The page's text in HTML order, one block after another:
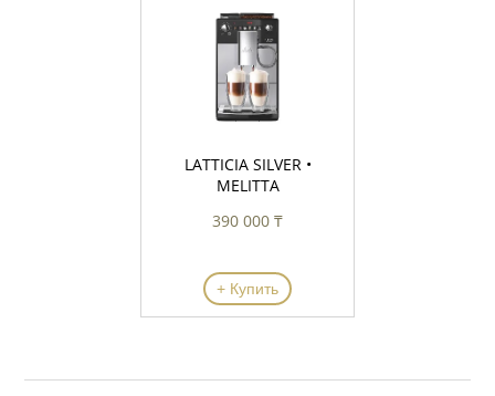
LATTICIA SILVER •
MELITTA
390 000 ₸
+ Купить